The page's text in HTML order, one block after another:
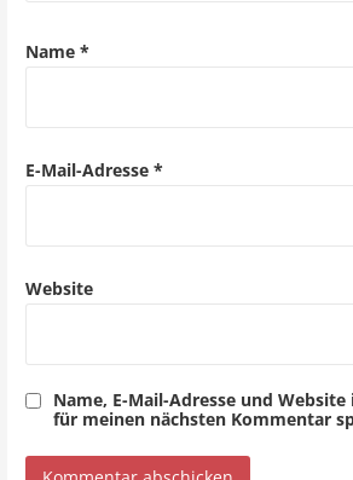
a
o
Name *
E-Mail-Adresse *
Website
Name, E-Mail-Adresse und
für meinen nächsten Kommentar